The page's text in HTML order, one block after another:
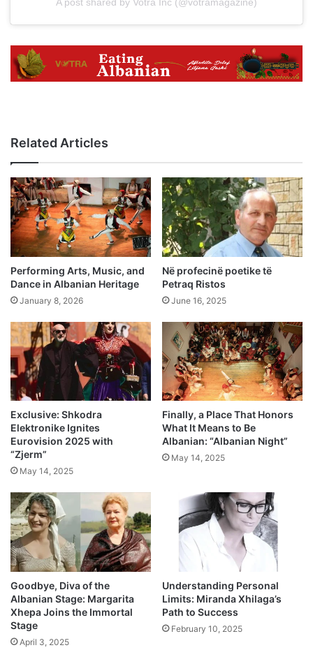
A post shared by Votra Inc (@votramagazine)
Related Articles
Performing Arts, Music, and
Dance in Albanian Heritage
January 8, 2026
Në profecinë poetike të
Petraq Ristos
June 16, 2025
Exclusive: Shkodra
Elektronike Ignites
Eurovision 2025 with
“Zjerm”
May 14, 2025
Finally, a Place That Honors
What It Means to Be
Albanian: “Albanian Night”
May 14, 2025
Goodbye, Diva of the
Albanian Stage: Margarita
Xhepa Joins the Immortal
Stage
April 3, 2025
Understanding Personal
Limits: Miranda Xhilaga’s
Path to Success
February 10, 2025